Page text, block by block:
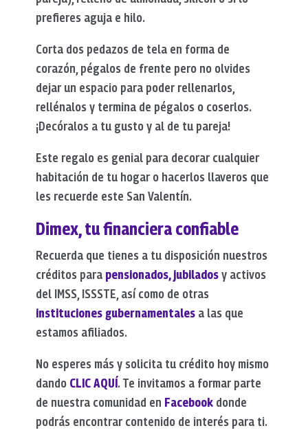
prefieres aguja e hilo.
Corta dos pedazos de tela en forma de
corazón, pégalos de frente pero no olvides
dejar un espacio para poder rellenarlos,
rellénalos y termina de pégalos o coserlos.
¡Decóralos a tu gusto y al de tu pareja!
Este regalo es genial para decorar cualquier
habitación de tu hogar o hacerlos llaveros que
les recuerde este San Valentín.
Dimex, tu financieraconfiable
Recuerda que tienes a tu disposición nuestros
créditos para pensionados, jubiladosy activos
del IMSS, ISSSTE, así como de otras
instituciones gubernamentalesa las que
estamos afiliados.
No esperes más y solicita tu crédito hoy mismo
dando CLIC AQUÍ. Te invitamos a formar parte
de nuestra comunidad en Facebook donde
podrás encontrar contenido de interés para ti.